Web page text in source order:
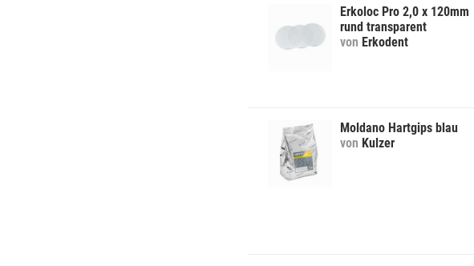
Erkoloc Pro 2,0 x 120mm
rund transparent
von Erkodent
Moldano Hartgips blau
von Kulzer